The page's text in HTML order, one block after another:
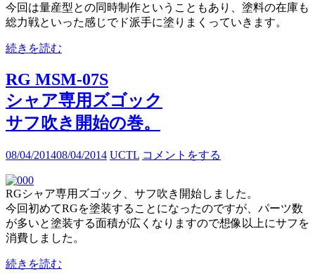
今回は量産型との同時制作ということもあり、塗料の在庫も
総力戦といった感じでド派手に塗りまくっていきます。
続きを読む
RG MSM-07S
シャア専用ズゴック
サフ吹き開始の巻。
08/04/201408/04/2014 UCTL コメントをする
RGシャア専用ズゴック、サフ吹き開始しました。
今回初めてRGを塗装することになったのですが、パーツ数
が多いと塗装する面積が広くなりますので想像以上にサフを
消費しました。
続きを読む